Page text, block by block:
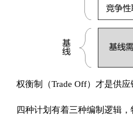
权衡制（Trade Off）才是供
四种计划有着三种编制逻辑